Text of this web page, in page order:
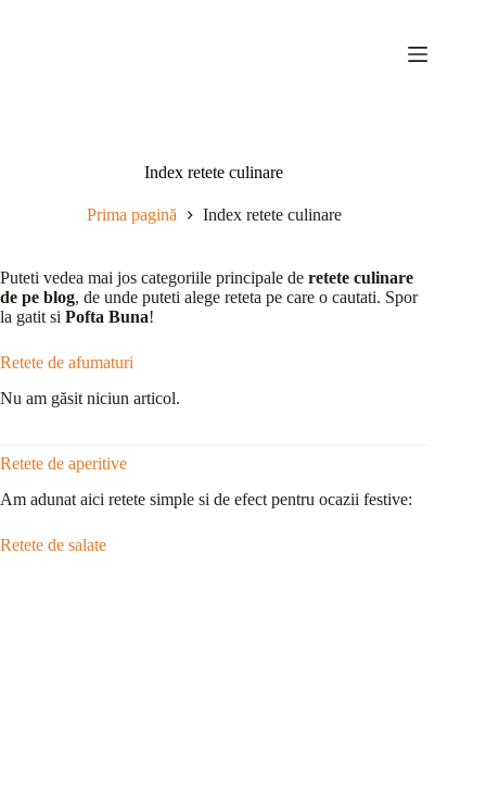
Index retete culinare
Prima pagină Index retete culinare
Puteti vedea mai jos categoriile principale de retete culinare
de pe blog, de unde puteti alege reteta pe care o cautati. Spor
la gatit si Pofta Buna!
Retete de afumaturi
Nu am găsit niciun articol.
Retete de aperitive
Am adunat aici retete simple si de efect pentru ocazii festive:
Retete de salate